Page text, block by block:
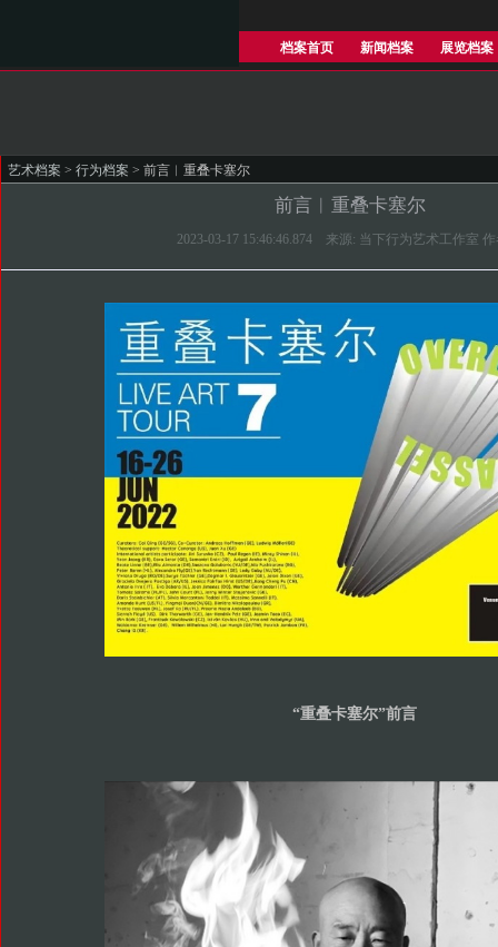
档案首页 新闻档案 展览档案
艺术档案 > 行为档案 > 前言︱重叠卡塞尔
前言︱重叠卡塞尔
2023-03-17 15:46:46.874 来源: 当下行为艺术工作室
“重叠卡塞尔”前言